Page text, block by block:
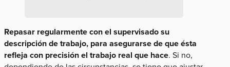
Repasar regularmente con el supervisado su
descripción de trabajo, para asegurarse de que ésta
refleja con precisión el trabajo real que hace. Si no,